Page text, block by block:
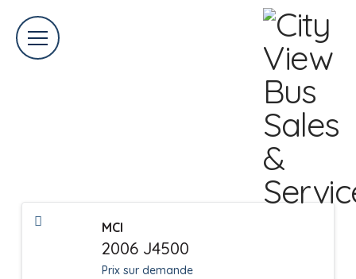
BUS À VENDRE
MCI
2006 J4500
Prix sur demande